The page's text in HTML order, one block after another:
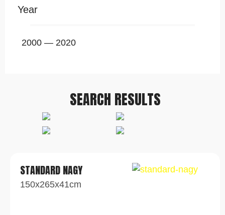
Year
2000 — 2020
SEARCH RESULTS
STANDARD NAGY
150x265x41cm